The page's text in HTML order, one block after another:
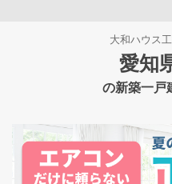
大和ハウス
愛知
の新築一戸